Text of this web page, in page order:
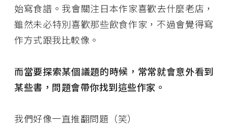
始寫食譜。我會關注日本作家喜歡去什麼老店，
雖然未必特別喜歡那些飲食作家，不過會覺得寫
作方式跟我比較像。
而當要探索某個議題的時候，常常就會意外看到
某些書，問題會帶你找到這些作家。
我們好像一直推翻問題（笑）